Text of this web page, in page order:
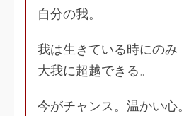
自分の我。
我は生きている時にのみ
大我に超越できる。
今がチャンス。温かい心。